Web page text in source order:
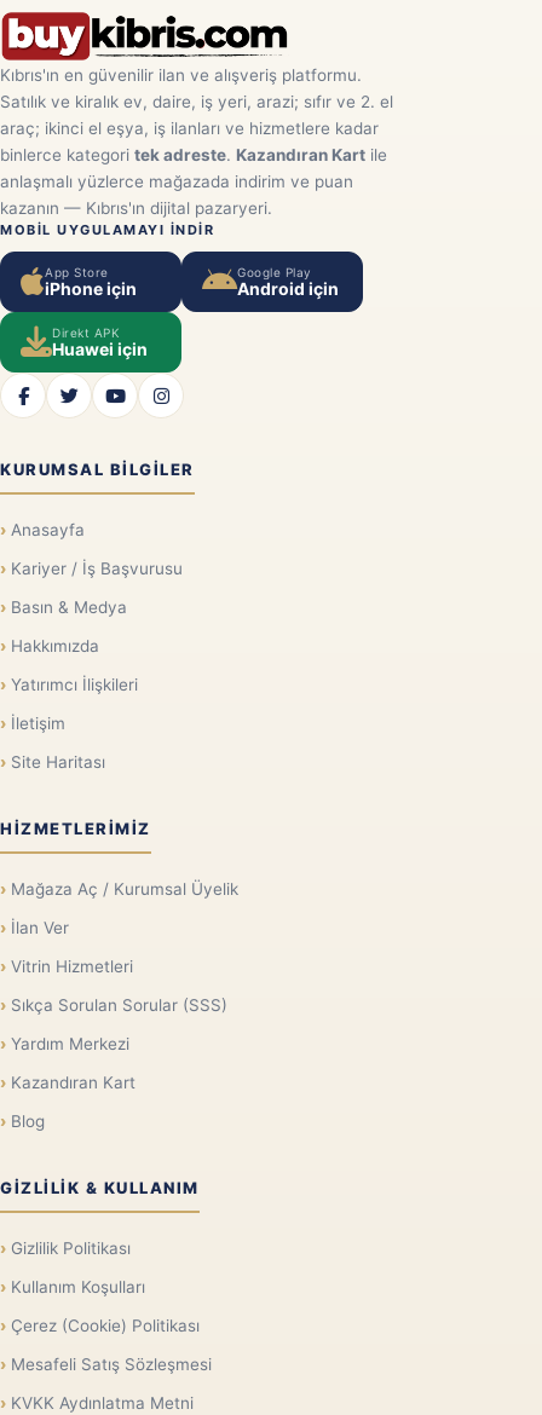
Kıbrıs'ın en güvenilir ilan ve alışveriş platformu.
Satılık ve kiralık ev, daire, iş yeri, arazi; sıfır ve 2. el
araç; ikinci el eşya, iş ilanları ve hizmetlere kadar
binlerce kategori tek adreste. Kazandıran Kart ile
anlaşmalı yüzlerce mağazada indirim ve puan
kazanın — Kıbrıs'ın dijital pazaryeri.
MOBIL UYGULAMAYI INDIR
App Store
iPhone için
Google Play
Android için
Direkt APK
Huawei için
KURUMSAL BILGILER
Anasayfa
Kariyer / İş Başvurusu
Basın & Medya
Hakkımızda
Yatırımcı İlişkileri
İletişim
Site Haritası
HIZMETLERIMIZ
Mağaza Aç / Kurumsal Üyelik
İlan Ver
Vitrin Hizmetleri
Sıkça Sorulan Sorular (SSS)
Yardım Merkezi
Kazandıran Kart
Blog
GIZLILIK & KULLANIM
Gizlilik Politikası
Kullanım Koşulları
Çerez (Cookie) Politikası
Mesafeli Satış Sözleşmesi
KVKK Aydınlatma Metni